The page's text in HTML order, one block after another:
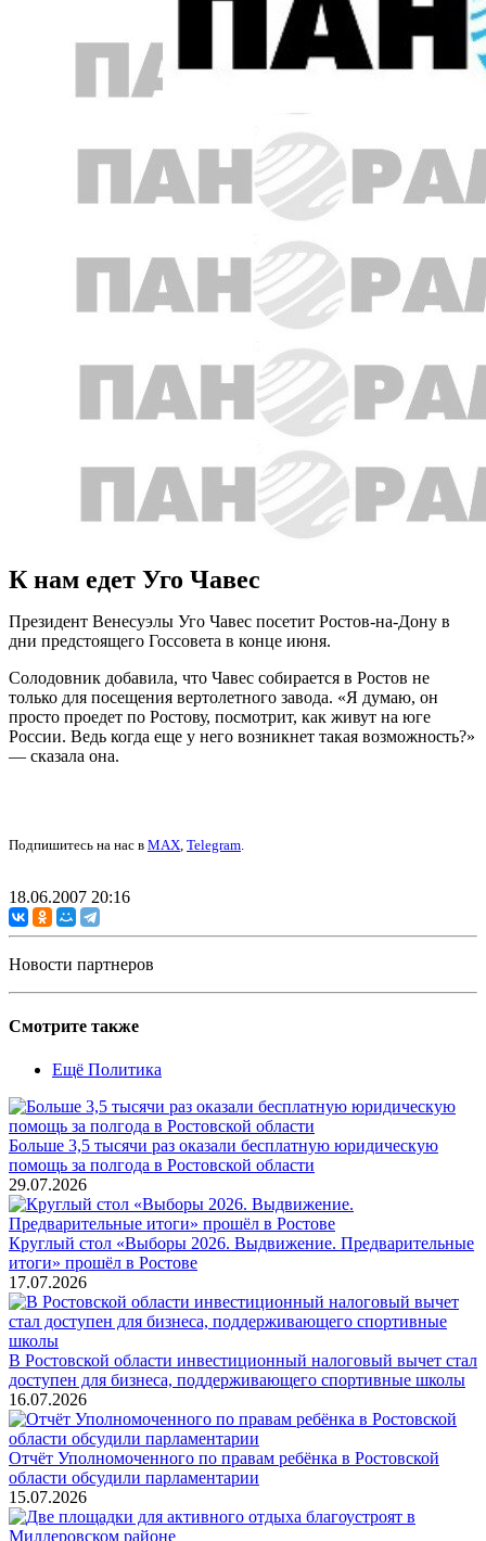
К нам едет Уго Чавес
Президент Венесуэлы Уго Чавес посетит Ростов-на-Дону в
дни предстоящего Госсовета в конце июня.
Солодовник добавила, что Чавес собирается в Ростов не
только для посещения вертолетного завода. «Я думаю, он
просто проедет по Ростову, посмотрит, как живут на юге
России. Ведь когда еще у него возникнет такая возможность?»
— сказала она.
Подпишитесь на нас в MAX, Telegram.
18.06.2007 20:16
Новости партнеров
Смотрите также
Ещё Политика
Больше 3,5 тысячи раз оказали бесплатную юридическую
помощь за полгода в Ростовской области
29.07.2026
Круглый стол «Выборы 2026. Выдвижение. Предварительные
итоги» прошёл в Ростове
17.07.2026
В Ростовской области инвестиционный налоговый вычет стал
доступен для бизнеса, поддерживающего спортивные школы
16.07.2026
Отчёт Уполномоченного по правам ребёнка в Ростовской
области обсудили парламентарии
15.07.2026